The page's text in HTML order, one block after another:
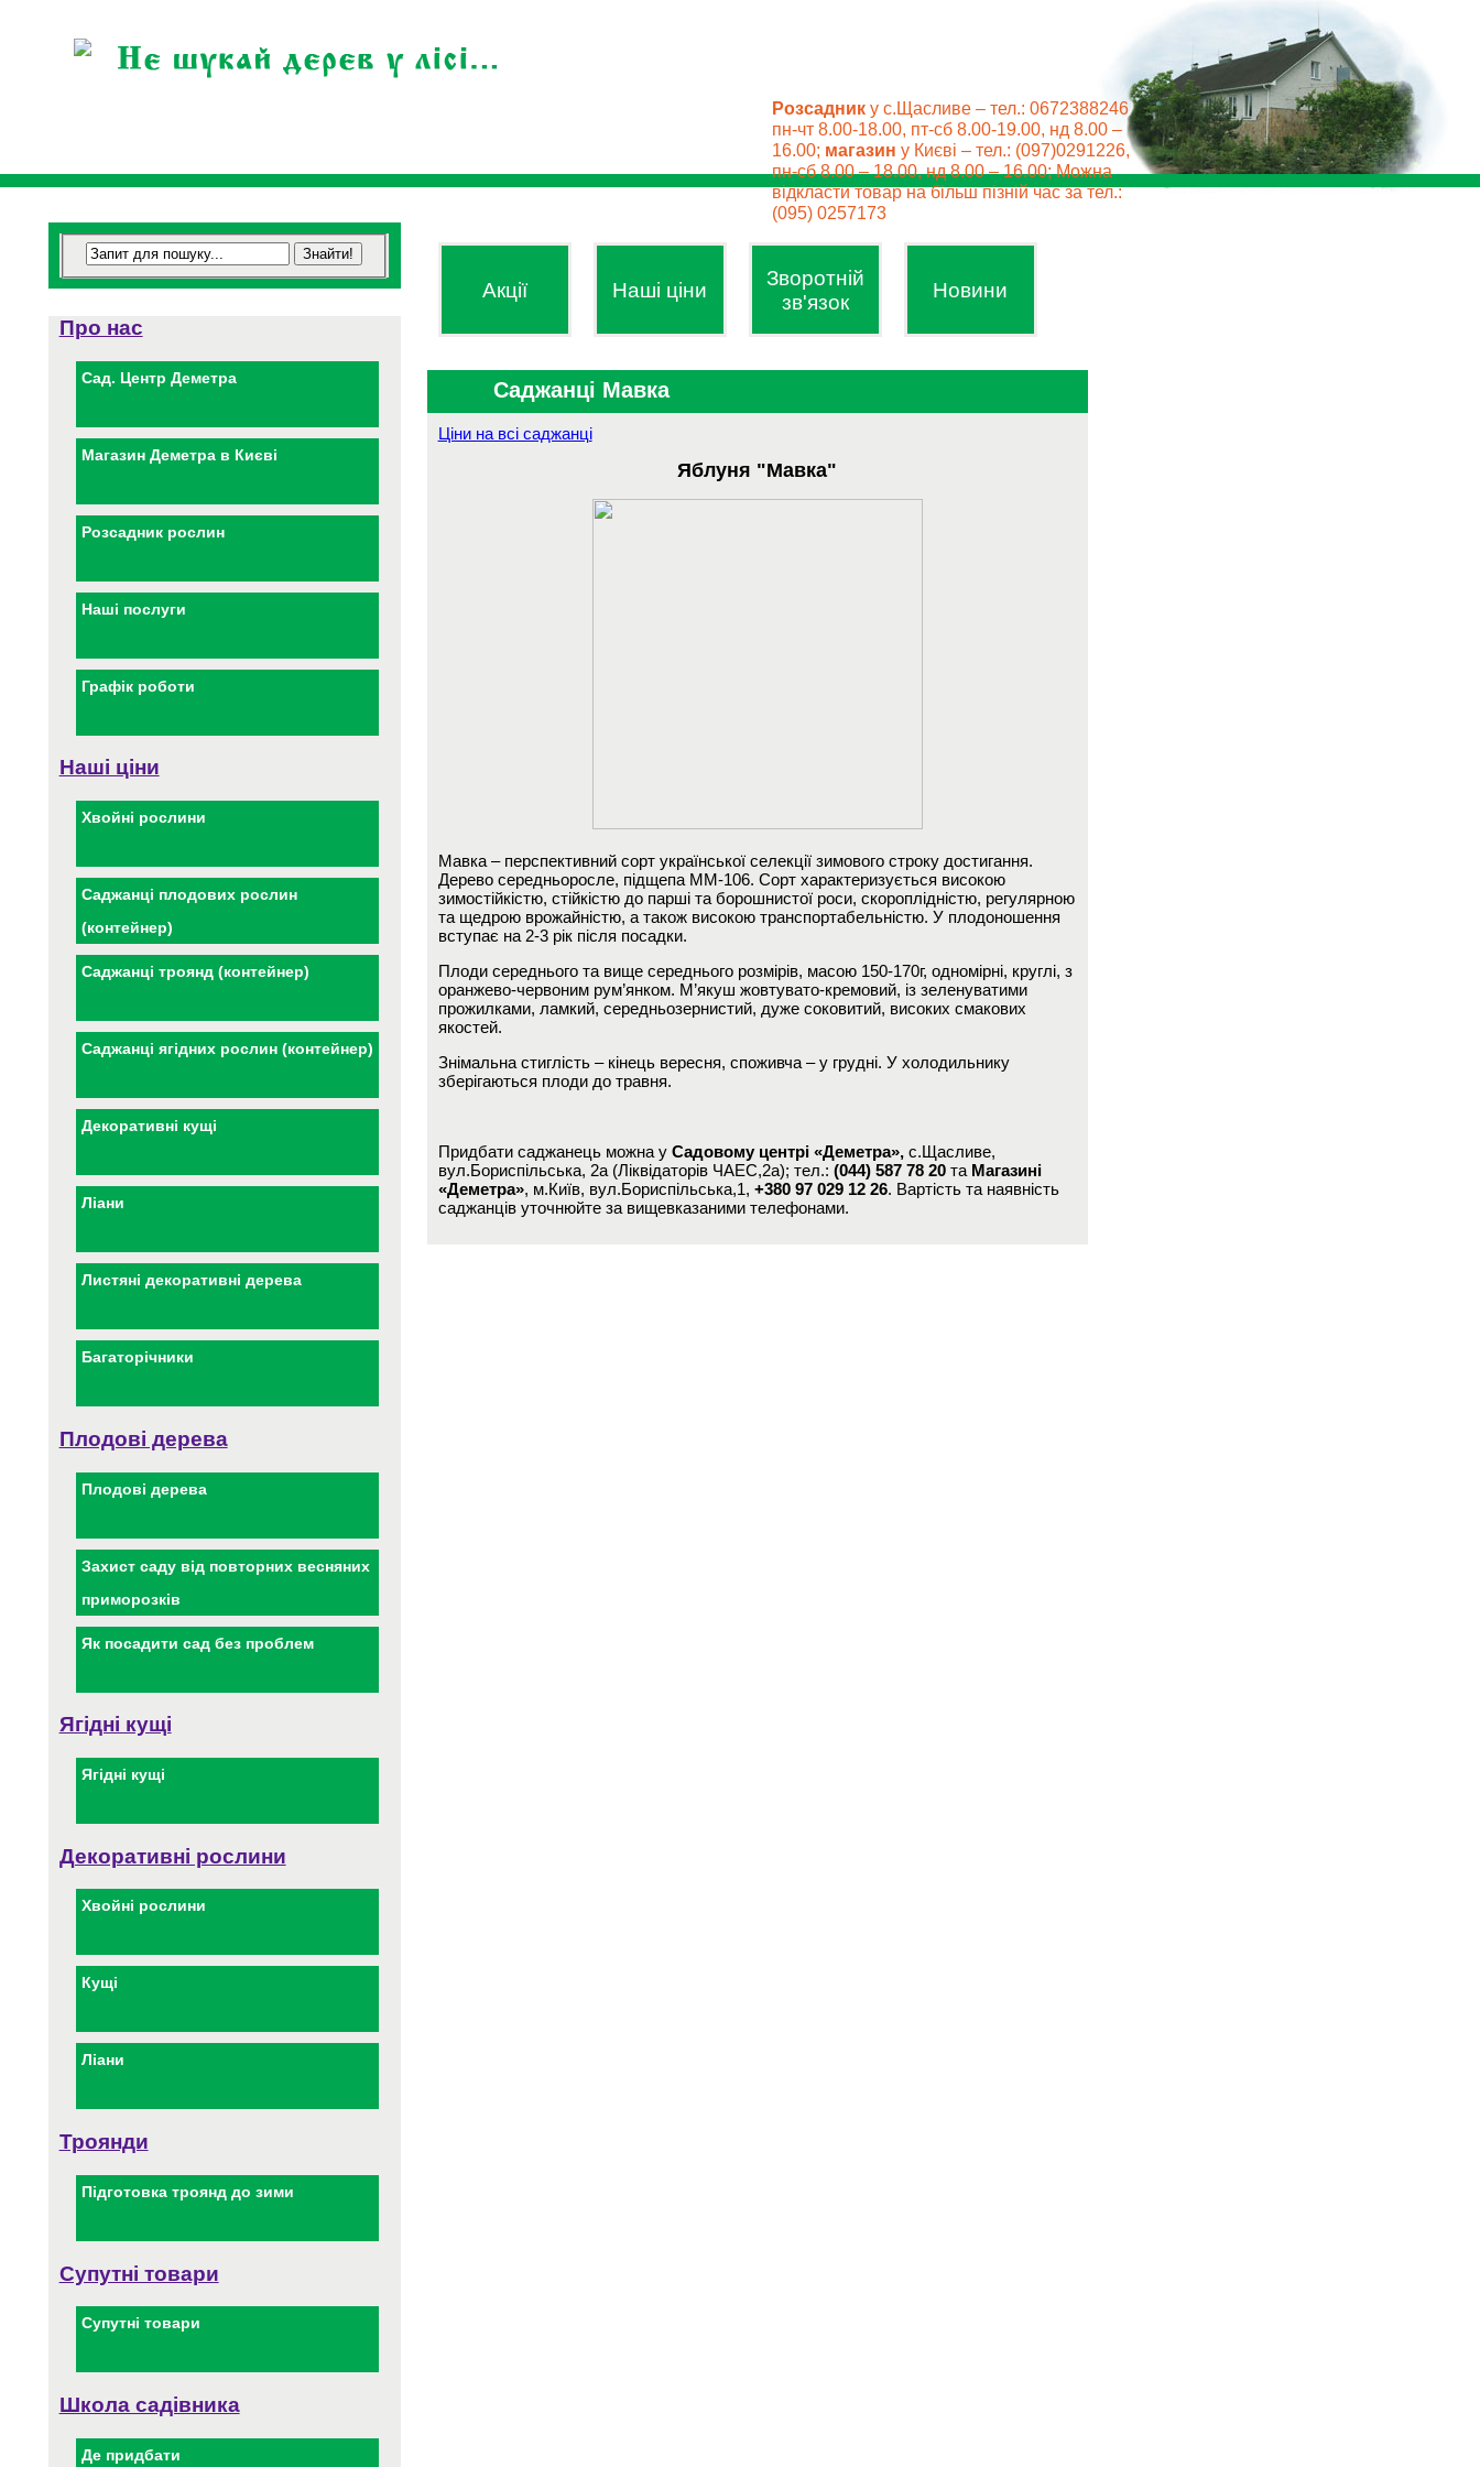
Розсадник у с.Щасливе – тел.: 0672388246
пн-чт 8.00-18.00, пт-сб 8.00-19.00, нд 8.00 –
16.00; магазин у Києві – тел.: (097)0291226,
пн-сб 8.00 – 18.00, нд 8.00 – 16.00; Можна
відкласти товар на більш пізній час за тел.:
(095) 0257173
Про нас
Сад. Центр Деметра
Магазин Деметра в Києві
Розсадник рослин
Наші послуги
Графік роботи
Наші ціни
Хвойні рослини
Саджанці плодових рослин
(контейнер)
Саджанці троянд (контейнер)
Саджанці ягідних рослин (контейнер)
Декоративні кущі
Ліани
Листяні декоративні дерева
Багаторічники
Плодові дерева
Плодові дерева
Захист саду від повторних весняних
приморозків
Як посадити сад без проблем
Ягідні кущі
Ягідні кущі
Декоративні рослини
Хвойні рослини
Кущі
Ліани
Троянди
Підготовка троянд до зими
Супутні товари
Супутні товари
Школа садівника
Де придбати
Акції Наші ціни
Зворотній
зв'язок
Новини
Саджанці Мавка
Ціни на всі саджанці
Яблуня "Мавка"
Мавка – перспективний сорт української селекції зимового строку достигання.
Дерево середньоросле, підщепа ММ-106. Сорт характеризується високою
зимостійкістю, стійкістю до парші та борошнистої роси, скороплідністю, регулярною
та щедрою врожайністю, а також високою транспортабельністю. У плодоношення
вступає на 2-3 рік після посадки.
Плоди середнього та вище середнього розмірів, масою 150-170г, одномірні, круглі, з
оранжево-червоним рум’янком. М’якуш жовтувато-кремовий, із зеленуватими
прожилками, ламкий, середньозернистий, дуже соковитий, високих смакових
якостей.
Знімальна стиглість – кінець вересня, споживча – у грудні. У холодильнику
зберігаються плоди до травня.
Придбати саджанець можна у Садовому центрі «Деметра»,с.Щасливе,
вул.Бориспільська, 2а (Ліквідаторів ЧАЕС,2а); тел.: (044) 587 78 20та Магазині
«Деметра», м.Київ, вул.Бориспільська,1, +380 97 029 12 26. Вартість та наявність
саджанців уточнюйте за вищевказаними телефонами.